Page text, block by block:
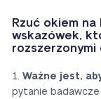
Rzuć okiem
wskazówek,
rozszerzonymi
Ważne jest,
pytanie badawcze